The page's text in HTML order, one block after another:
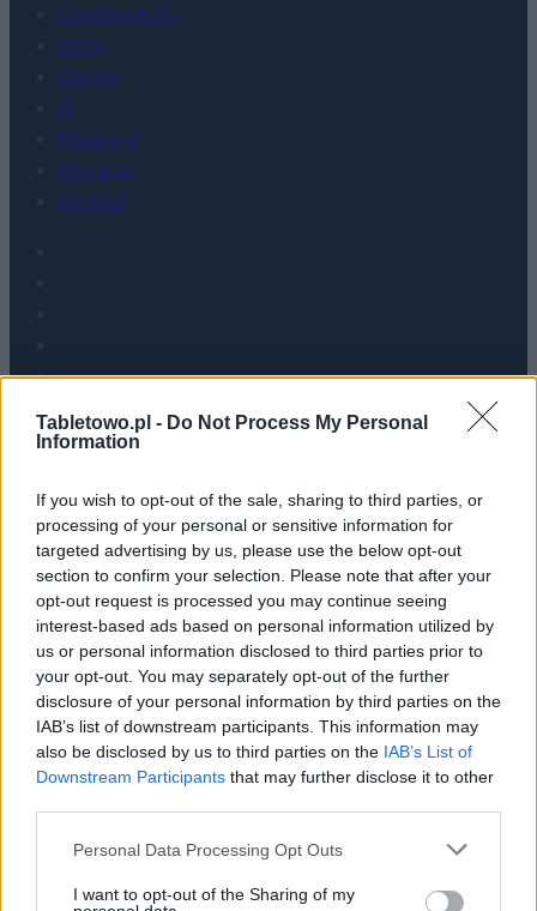
Tabletowo.pl - Do Not Process My Personal
Information
If you wish to opt-out of the sale, sharing to third parties, or
processing of your personal or sensitive information for
targeted advertising by us, please use the below opt-out
section to confirm your selection. Please note that after your
opt-out request is processed you may continue seeing
interest-based ads based on personal information utilized by
us or personal information disclosed to third parties prior to
your opt-out. You may separately opt-out of the further
disclosure of your personal information by third parties on the
IAB’s list of downstream participants. This information may
also be disclosed by us to third parties on the IAB’s List of
Downstream Participants that may further disclose it to other
Please note that this website/app uses one or more Google
not limited to your visit or usage behaviour. You may click to
Personal Data Processing Opt Outs
I want to opt-out of the Sharing of my
Hardware PC
Moto
Gaming
AI
Redakcja
Reklama
Kontakt
Urządzenia
SMARTFONY
TABLETY
WEARABLE
TV
Recenzje
Porównania
Co kupić
Porady
Promocje
FinTech
Hardware PC